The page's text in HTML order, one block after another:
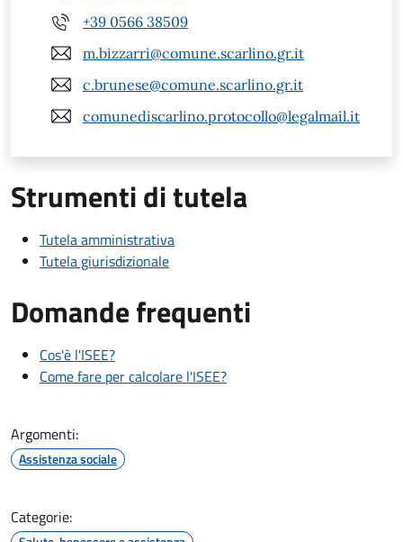
+39 0566 38509
m.bizzarri@comune.scarlino.gr.it
c.brunese@comune.scarlino.gr.it
comunediscarlino.protocollo@legalmail.it
Strumenti di tutela
Tutela amministrativa
Tutela giurisdizionale
Domande frequenti
Cos'è l'ISEE?
Come fare per calcolare l'ISEE?
Argomenti:
Assistenza sociale
Categorie: